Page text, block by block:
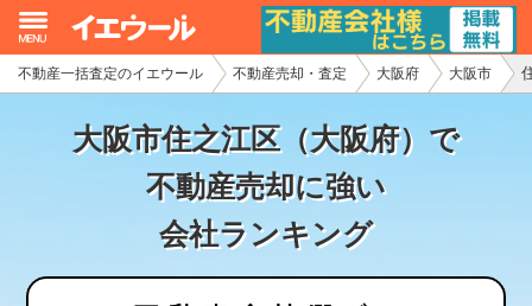
不動産一括査定のイエウール 不動産売却・査定 大阪府 大阪市
大阪市住之江区（大阪府）で
不動産売却に強い
会社ランキング
イエウール加盟希望の不動産会社様
初めての方へ
不動産売却の流れ